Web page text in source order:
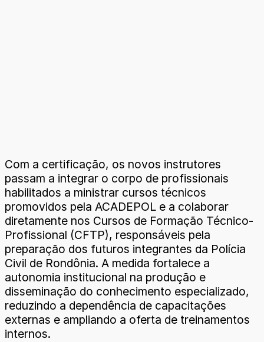
Com a certificação, os novos instrutores
passam a integrar o corpo de profissionais
habilitados a ministrar cursos técnicos
promovidos pela ACADEPOL e a colaborar
diretamente nos Cursos de Formação Técnico-
Profissional (CFTP), responsáveis pela
preparação dos futuros integrantes da Polícia
Civil de Rondônia. A medida fortalece a
autonomia institucional na produção e
disseminação do conhecimento especializado,
reduzindo a dependência de capacitações
externas e ampliando a oferta de treinamentos
internos.